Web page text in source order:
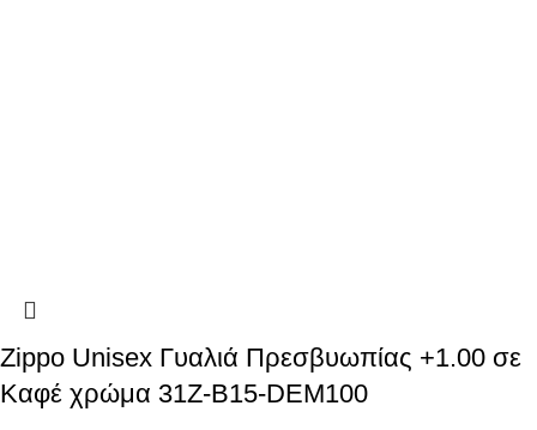
Zippo Unisex Γυαλιά Πρεσβυωπίας +1.00 σε
Καφέ χρώμα 31Z-B15-DEM100